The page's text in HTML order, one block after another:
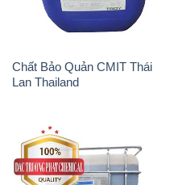
Chất Bảo Quản CMIT Thái
Lan Thailand